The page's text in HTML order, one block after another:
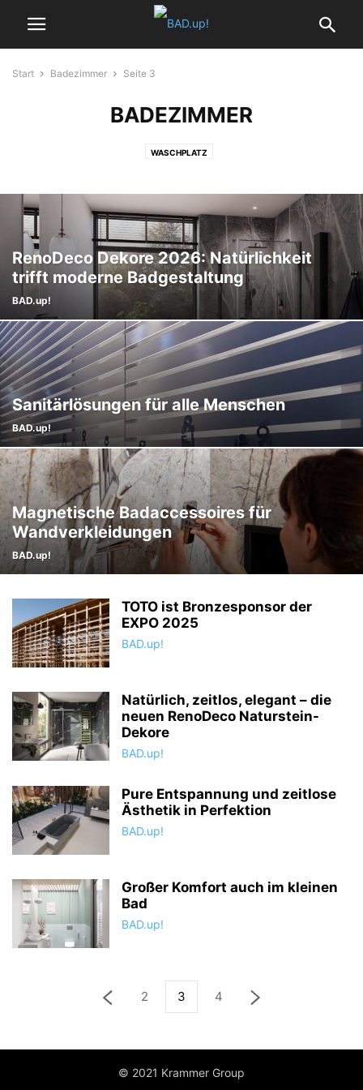
Start Badezimmer Seite 3
BADEZIMMER
WASCHPLATZ
RenoDeco Dekore 2026: Natürlichkeit
trifft moderne Badgestaltung
BAD.up!
Sanitärlösungen für alle Menschen
BAD.up!
Magnetische Badaccessoires für
Wandverkleidungen
BAD.up!
TOTO ist Bronzesponsor der
EXPO 2025
BAD.up!
Natürlich, zeitlos, elegant – die
neuen RenoDeco Naturstein-
Dekore
BAD.up!
Pure Entspannung und zeitlose
Ästhetik in Perfektion
BAD.up!
Großer Komfort auch im kleinen
Bad
BAD.up!
2 3 4
© 2021 Krammer Group